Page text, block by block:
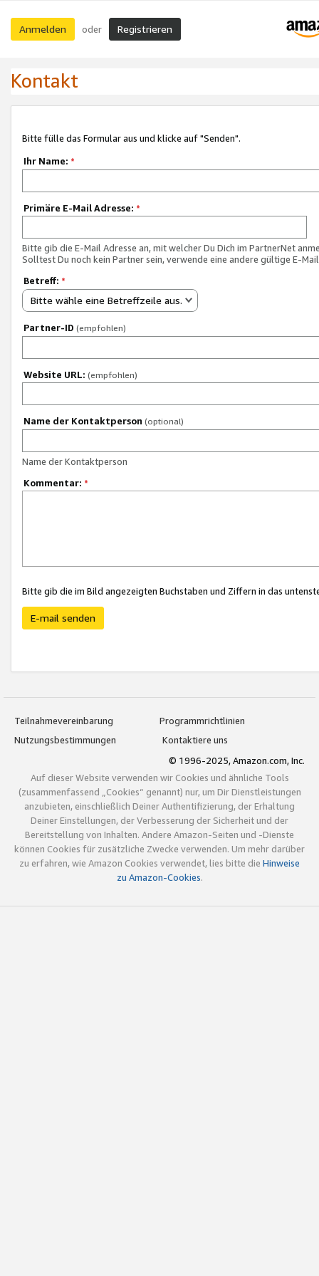
Anmelden oder Registrieren
Kontakt
Bitte fülle das Formular aus und klicke auf "Senden".
Ihr Name: *
Primäre E-Mail Adresse: *
Bitte gib die E-Mail Adresse an, mit welcher Du Dich im PartnerNet
Solltest Du noch kein Partner sein, verwende eine andere gültige E-
Betreff: *
Bitte wähle eine Betreffzeile aus.
Partner-ID (empfohlen)
Website URL: (empfohlen)
Name der Kontaktperson (optional)
Name der Kontaktperson
Kommentar: *
Bitte gib die im Bild angezeigten Buchstaben und Ziffern in das
E-mail senden
Teilnahmevereinbarung
Programmrichtlinien
Nutzungsbestimmungen
Kontaktiere uns
© 1996-2025, Amazon.com, Inc.
Auf dieser Website verwenden wir Cookies und ähnliche Tools
(zusammenfassend „Cookies“ genannt) nur, um Dir Dienstleistungen
anzubieten, einschließlich Deiner Authentifizierung, der Erhaltung
Deiner Einstellungen, der Verbesserung der Sicherheit und der
Bereitstellung von Inhalten. Andere Amazon-Seiten und -Dienste
können Cookies für zusätzliche Zwecke verwenden. Um mehr darüber
zu erfahren, wie Amazon Cookies verwendet, lies bitte die Hinweise
zu Amazon-Cookies.